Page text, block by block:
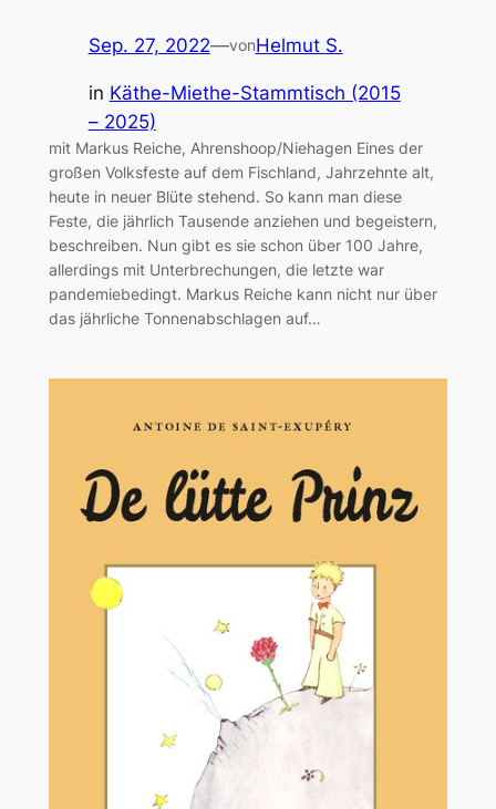
Sep. 27, 2022—vonHelmut S.
in Käthe-Miethe-Stammtisch (2015
– 2025)
mit Markus Reiche, Ahrenshoop/Niehagen Eines der
großen Volksfeste auf dem Fischland, Jahrzehnte alt,
heute in neuer Blüte stehend. So kann man diese
Feste, die jährlich Tausende anziehen und begeistern,
beschreiben. Nun gibt es sie schon über 100 Jahre,
allerdings mit Unterbrechungen, die letzte war
pandemiebedingt. Markus Reiche kann nicht nur über
das jährliche Tonnenabschlagen auf…